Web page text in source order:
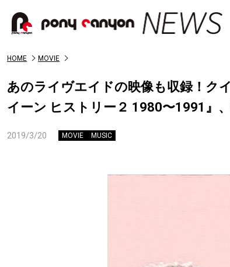
HOME MOVIE
あのライヴエイドの映像も収録！ク
イーン ヒストリー２ 1980〜1991』
2019/3/20 MOVIE MUSIC